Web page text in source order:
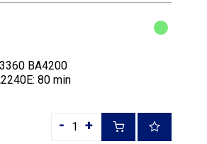
BA4200
80 min
- +